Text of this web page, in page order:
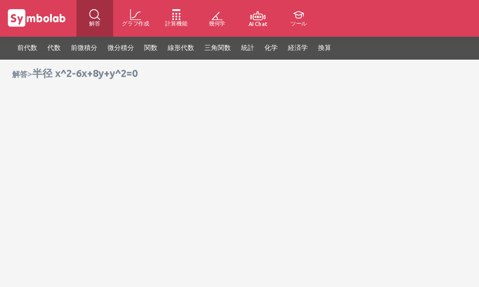
解答 グラフ作成 計算機能 幾何学 AI Chat ツール
前代数 代数 前微積分 微分積分 関数 線形代数 三角関数 統計 化学 経済学 換算
解答>半径 x^2-6x+8y+y^2=0